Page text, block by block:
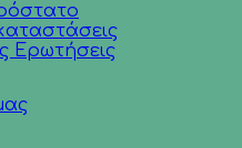
Ερωτήσεις